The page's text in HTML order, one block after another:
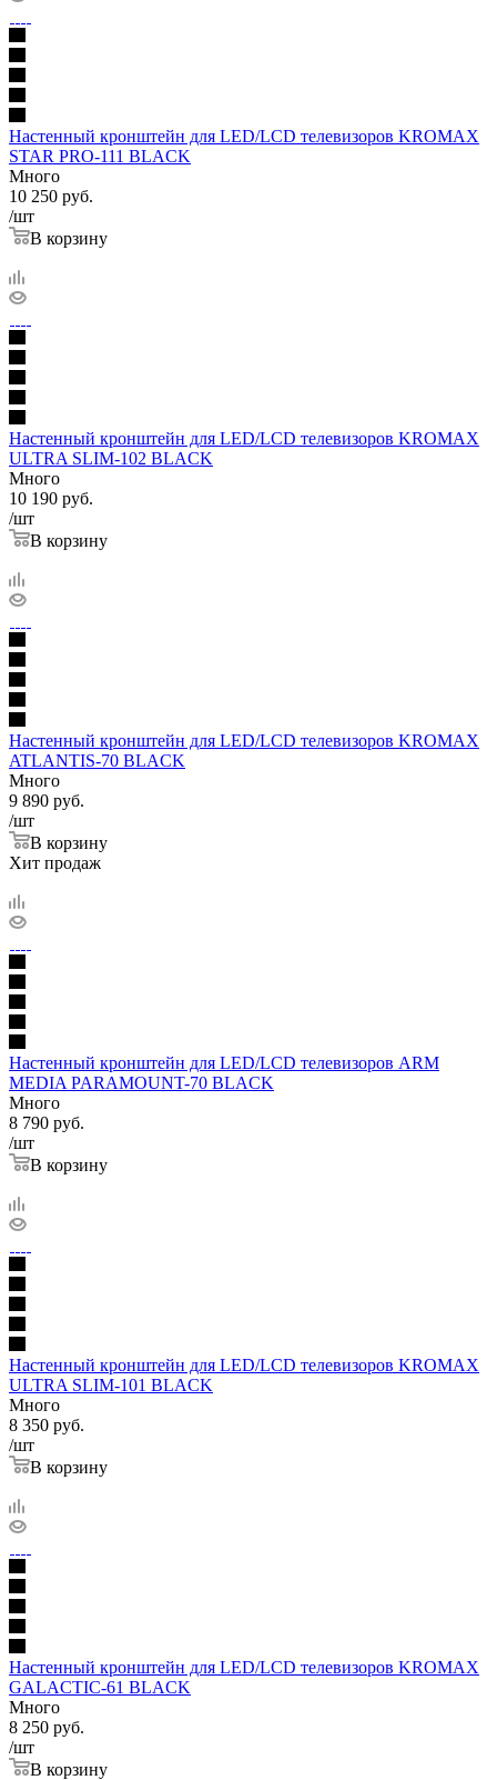
Настенный кронштейн для LED/LCD телевизоров KROMAX
STAR PRO-111 BLACK
Много
10 250 руб.
/шт
В корзину
Настенный кронштейн для LED/LCD телевизоров KROMAX
ULTRA SLIM-102 BLACK
Много
10 190 руб.
/шт
В корзину
Настенный кронштейн для LED/LCD телевизоров KROMAX
ATLANTIS-70 BLACK
Много
9 890 руб.
/шт
В корзину
Хит продаж
Настенный кронштейн для LED/LCD телевизоров ARM
MEDIA PARAMOUNT-70 BLACK
Много
8 790 руб.
/шт
В корзину
Настенный кронштейн для LED/LCD телевизоров KROMAX
ULTRA SLIM-101 BLACK
Много
8 350 руб.
/шт
В корзину
Настенный кронштейн для LED/LCD телевизоров KROMAX
GALACTIC-61 BLACK
Много
8 250 руб.
/шт
В корзину